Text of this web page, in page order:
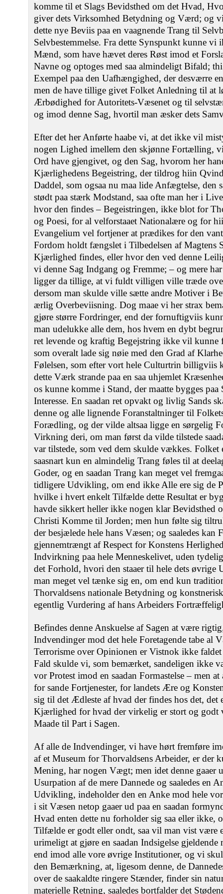
komme til et Slags Bevidsthed om det Hvad,
giver dets Virksomhed Betydning og Værd; og
dette nye Beviis paa en vaagnende Trang til
Selvbestemmelse. Fra dette Synspunkt kunne vi
Mænd, som have hævet deres Røst imod et
Navne og optoges med saa almindeligt Bifald;
Exempel paa den Uafhængighed, der desværre
men de have tillige givet Folket Anledning til at
Ærbødighed for Autoritets-Væsenet og til
og imod denne Sag, hvortil man æsker dets
Efter det her Anførte haabe vi, at det ikke vil
nogen Lighed imellem den skjønne Fortælling,
Ord have gjengivet, og den Sag, hvorom her
Kjærlighedens Begeistring, der tildrog hiin
Daddel, som ogsaa nu maa lide Anfægtelse, den
stødt paa stærk Modstand, saa ofte man her i
hvor den findes – Begeistringen, ikke blot for
og Poesi, for al velforstaaet Nationalære og for
Evangelium vel fortjener at prædikes for den
Fordom holdt fængslet i Tilbedelsen af Magtens
Kjærlighed findes, eller hvor den ved denne
vi denne Sag Indgang og Fremme; – og mere
ligger da tillige, at vi fuldt villigen ville træde
dersom man skulde ville sætte andre Motiver i
ærlig Overbeviisning. Dog maae vi her strax
gjøre større Fordringer, end der fornuftigviis
man udelukke alle dem, hos hvem en dybt
ret levende og kraftig Begejstring ikke vil kunne
som overalt lade sig nøie med den Grad af
Følelsen, som efter vort hele Culturtrin billigviis
dette Værk strande paa en saa uhjemlet
os kunne komme i Stand, der maatte bygges
Interesse. En saadan ret opvakt og livlig Sands
denne og alle lignende Foranstaltninger til
Forædling, og der vilde altsaa ligge en sørgelig
Virkning deri, om man først da vilde tilstede
var tilstede, som ved dem skulde vækkes. Folket
saasnart kun en almindelig Trang føles til at
Goder, og en saadan Trang kan meget vel
tidligere Udvikling, om end ikke Alle ere sig de
hvilke i hvert enkelt Tilfælde dette Resultat er
havde sikkert heller ikke nogen klar Bevidsthed
Christi Komme til Jorden; men hun følte sig
der besjælede hele hans Væsen; og saaledes kan
gjennemtrængt af Respect for Konstens
Indvirkning paa hele Menneskelivet, uden
det Forhold, hvori den staaer til hele dets øvrige
man meget vel tænke sig en, om end kun
Thorvaldsens nationale Betydning og
egentlig Vurdering af hans Arbeiders
Befindes denne Anskuelse af Sagen at være
Indvendinger mod det hele Foretagende tabe al
Terrorisme over Opinionen er Vistnok ikke
Fald skulde vi, som bemærket, sandeligen ikke
vor Protest imod en saadan Formastelse – men
for sande Fortjenester, for landets Ære og
sig til det Ædleste af hvad der findes hos det, det
Kjærlighed for hvad der virkelig er stort og godt
Maade til Part i Sagen.
Af alle de Indvendinger, vi have hørt fremføre
af et Museum for Thorvaldsens Arbeider, er der
Mening, har nogen Vægt; men idet denne gaaer
Usurpation af de mere Dannede og saaledes en
Udvikling, indeholder den en Anke mod hele
i sit Væsen netop gaaer ud paa en saadan
Hvad enten dette nu forholder sig saa eller ikke,
Tilfælde er godt eller ondt, saa vil man vist være
urimeligt at gjøre en saadan Indsigelse gjeldende
end imod alle vore øvrige Institutioner, og vi
den Bemærkning, at, ligesom denne, de
over de saakaldte ringere Stænder, finder sin
materielle Retning, saaledes bortfalder det